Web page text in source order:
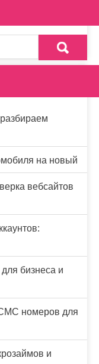
на новый
вебсайтов
бизнеса и
номеров для
и